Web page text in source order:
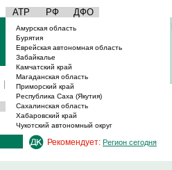
АТР РФ ДФО
|
Амурская область
Бурятия
Еврейская автономная область
Забайкалье
Камчатский край
Магаданская область
Приморский край
Республика Саха (Якутия)
Сахалинская область
Хабаровский край
Чукотский автономный округ
Рекомендует: Регион сегодня